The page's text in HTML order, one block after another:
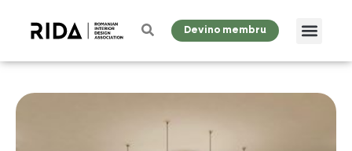
Devino membru